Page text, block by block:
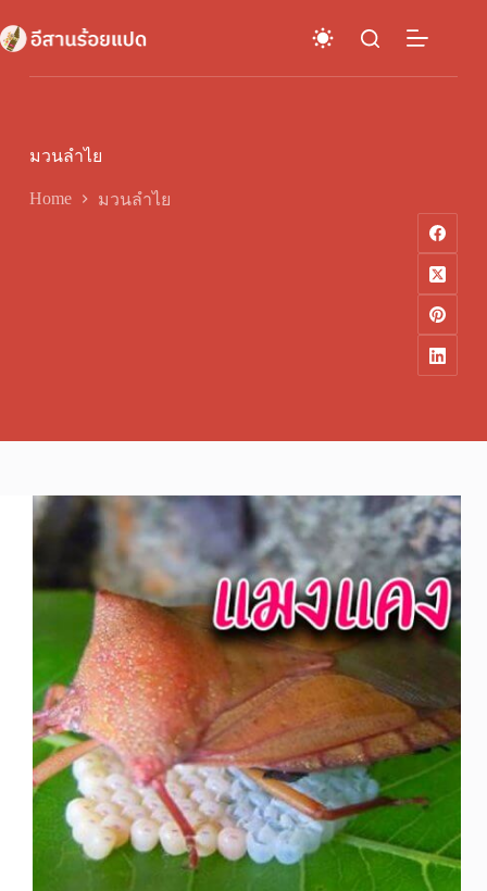
to
content
มวนลำไย
Home มวนลำไย